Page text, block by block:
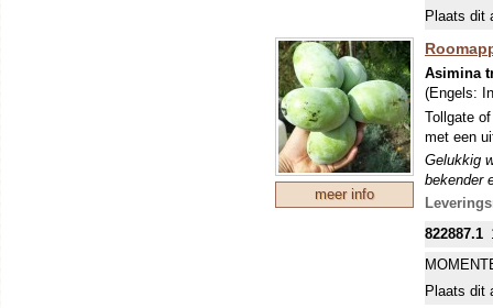
wintertje
ongeveer
grond (op
zeer. Van
ervaring.
Plaats dit
meer info
Asimina
(Engels:
Tollgate
met een
Gelukkig
bekender
gaat
de boom
822887.1
Plaats dit